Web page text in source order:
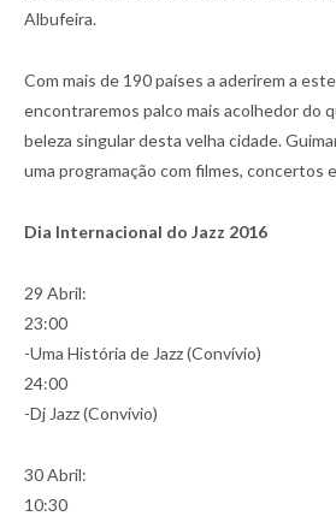
Albufeira.
Com mais de 190 países a aderirem a
encontraremos palco mais acolhedor do
beleza singular desta velha cidade.
uma programação com filmes, concertos
Dia Internacional do Jazz 2016
29 Abril:
23:00
-Uma História de Jazz (Convívio)
24:00
-Dj Jazz (Convívio)
30 Abril:
10:30